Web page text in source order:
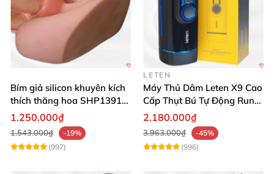
Bím giả silicon khuyên kích
thích thăng hoa SHP1391
ShopHanhPhuc
1.250.000₫
1.543.000₫
-19%
(997)
LETEN
Máy Thủ Dâm Leten X9 Cao
Cấp Thụt Bú Tự Động Rung
Rên
2.180.000₫
3.963.000₫
-45%
(996)